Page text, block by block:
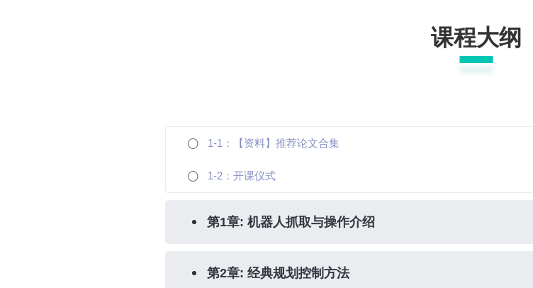
课程大纲
1-1：【资料】推荐论文合集
1-2：开课仪式
第1章: 机器人抓取与操作介绍
第2章: 经典规划控制方法